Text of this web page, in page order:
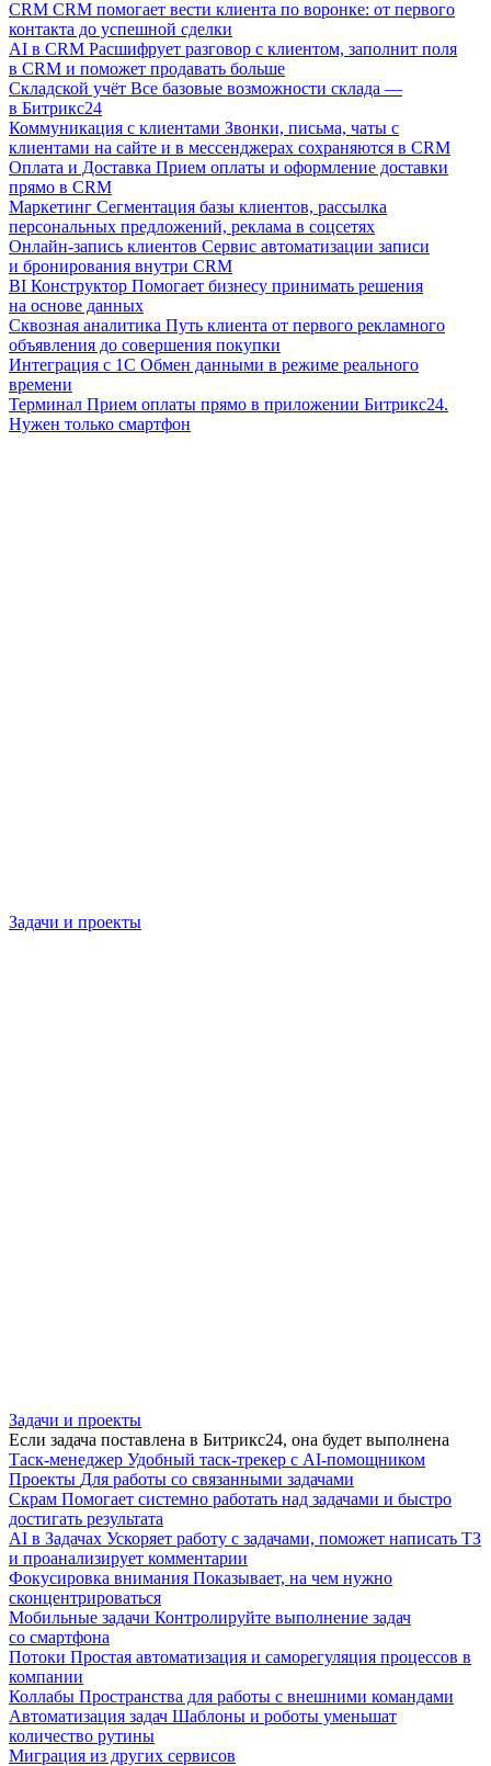
CRM CRM помогает вести клиента по воронке: от первого
контакта до успешной сделки
AI в CRM Расшифрует разговор с клиентом, заполнит поля
в CRM и поможет продавать больше
Складской учёт Все базовые возможности склада —
в Битрикс24
Коммуникация с клиентами Звонки, письма, чаты с
клиентами на сайте и в мессенджерах сохраняются в CRM
Оплата и Доставка Прием оплаты и оформление доставки
прямо в CRM
Маркетинг Сегментация базы клиентов, рассылка
персональных предложений, реклама в соцсетях
Онлайн-запись клиентов Сервис автоматизации записи
и бронирования внутри CRM
BI Конструктор Помогает бизнесу принимать решения
на основе данных
Сквозная аналитика Путь клиента от первого рекламного
объявления до совершения покупки
Интеграция с 1С Обмен данными в режиме реального
времени
Терминал Прием оплаты прямо в приложении Битрикс24.
Нужен только смартфон
Задачи и проекты
Задачи и проекты
Если задача поставлена в Битрикс24, она будет выполнена
Таск-менеджер Удобный таск-трекер с AI-помощником
Проекты Для работы со связанными задачами
Скрам Помогает системно работать над задачами и быстро
достигать результата
AI в Задачах Ускоряет работу с задачами, поможет написать ТЗ
и проанализирует комментарии
Фокусировка внимания Показывает, на чем нужно
сконцентрироваться
Мобильные задачи Контролируйте выполнение задач
со смартфона
Потоки Простая автоматизация и саморегуляция процессов в
компании
Коллабы Пространства для работы с внешними командами
Автоматизация задач Шаблоны и роботы уменьшат
количество рутины
Миграция из других сервисов